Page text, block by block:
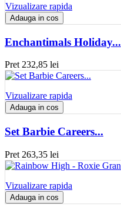
Vizualizare rapida
Adauga in cos
Enchantimals Holiday...
Pret 232,85 lei
Vizualizare rapida
Adauga in cos
Set Barbie Careers...
Pret 263,35 lei
Vizualizare rapida
Adauga in cos